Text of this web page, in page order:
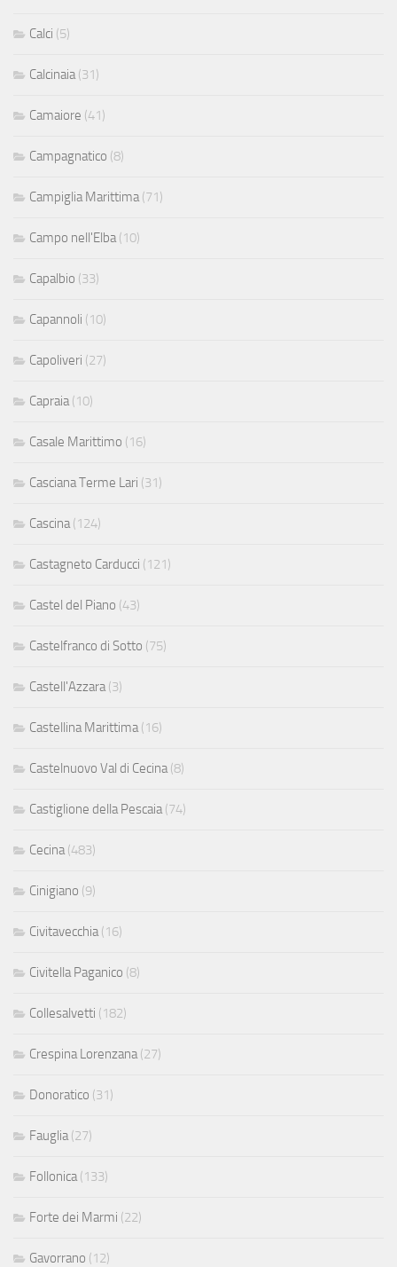
Calci (5)
Calcinaia (31)
Camaiore (41)
Campagnatico (8)
Campiglia Marittima (71)
Campo nell'Elba (10)
Capalbio (33)
Capannoli (10)
Capoliveri (27)
Capraia (10)
Casale Marittimo (16)
Casciana Terme Lari (31)
Cascina (124)
Castagneto Carducci (121)
Castel del Piano (43)
Castelfranco di Sotto (75)
Castell'Azzara (3)
Castellina Marittima (16)
Castelnuovo Val di Cecina (8)
Castiglione della Pescaia (74)
Cecina (483)
Cinigiano (9)
Civitavecchia (16)
Civitella Paganico (8)
Collesalvetti (182)
Crespina Lorenzana (27)
Donoratico (31)
Fauglia (27)
Follonica (133)
Forte dei Marmi (22)
Gavorrano (12)